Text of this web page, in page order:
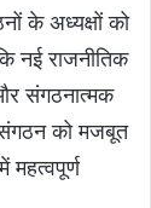
के अध्यक्षों को
नई राजनीतिक
संगठनात्मक
संगठन को मजबूत
महत्वपूर्ण